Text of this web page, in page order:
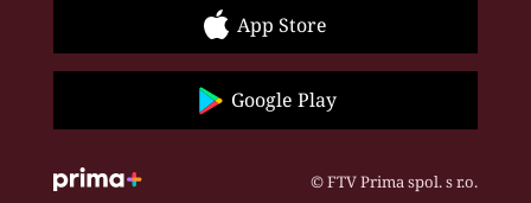
App Store
Google Play
© FTV Prima spol. s r.o.